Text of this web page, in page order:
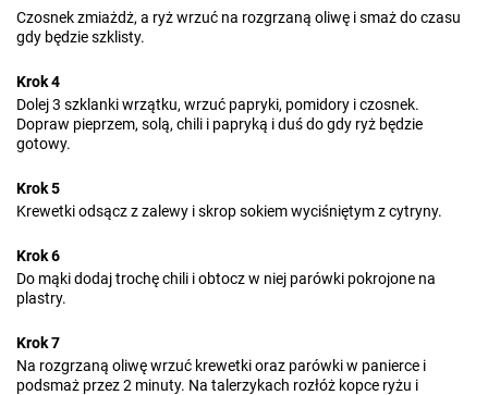
Czosnek zmiażdż, a ryż wrzuć na rozgrzaną oliwę i smaż do czasu
gdy będzie szklisty.
Krok 4
Dolej 3 szklanki wrzątku, wrzuć papryki, pomidory i czosnek.
Dopraw pieprzem, solą, chili i papryką i duś do gdy ryż będzie
gotowy.
Krok 5
Krewetki odsącz z zalewy i skrop sokiem wyciśniętym z cytryny.
Krok 6
Do mąki dodaj trochę chili i obtocz w niej parówki pokrojone na
plastry.
Krok 7
Na rozgrzaną oliwę wrzuć krewetki oraz parówki w panierce i
podsmaż przez 2 minuty. Na talerzykach rozłóż kopce ryżu i